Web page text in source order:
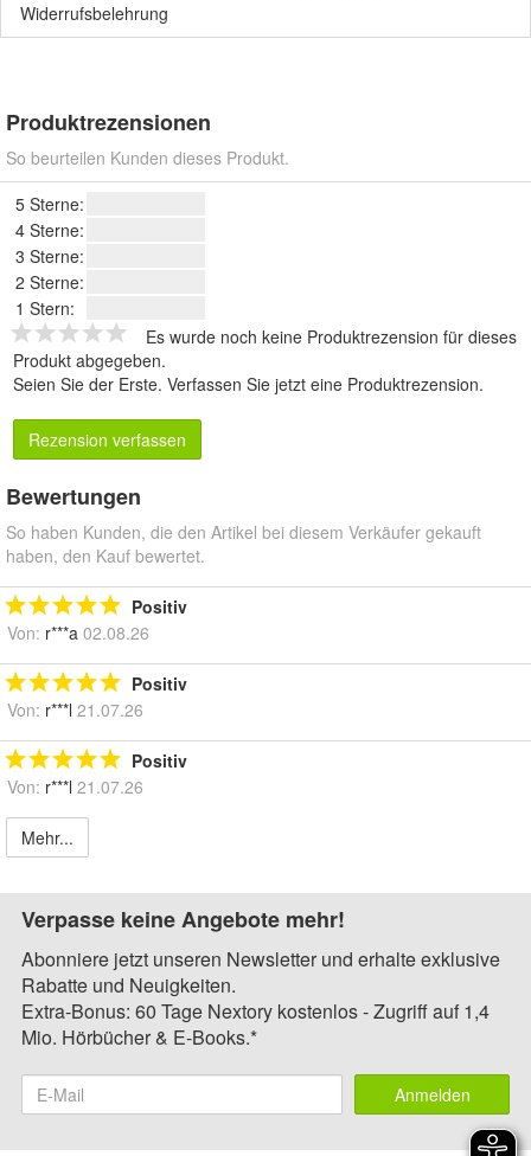
Widerrufsbelehrung
Produktrezensionen
So beurteilen Kunden dieses Produkt.
5 Sterne:
4 Sterne:
3 Sterne:
2 Sterne:
1 Stern:
Es wurde noch keine Produktrezension für dieses
Produkt abgegeben.
Seien Sie der Erste. Verfassen Sie jetzt eine Produktrezension.
Rezension verfassen
Bewertungen
So haben Kunden, die den Artikel bei diesem Verkäufer gekauft
haben, den Kauf bewertet.
Positiv
Von: r***a 02.08.26
Positiv
Von: r***l 21.07.26
Positiv
Von: r***l 21.07.26
Mehr...
Verpasse keine Angebote mehr!
Abonniere jetzt unseren Newsletter und erhalte exklusive
Rabatte und Neuigkeiten.
Extra-Bonus: 60 Tage Nextory kostenlos - Zugriff auf 1,4
Mio. Hörbücher & E-Books.*
Anmelden